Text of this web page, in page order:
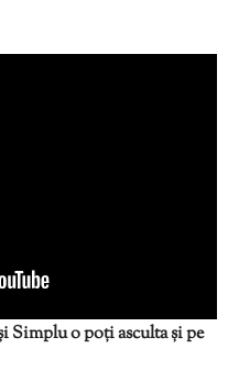
Simplu o poți asculta și pe